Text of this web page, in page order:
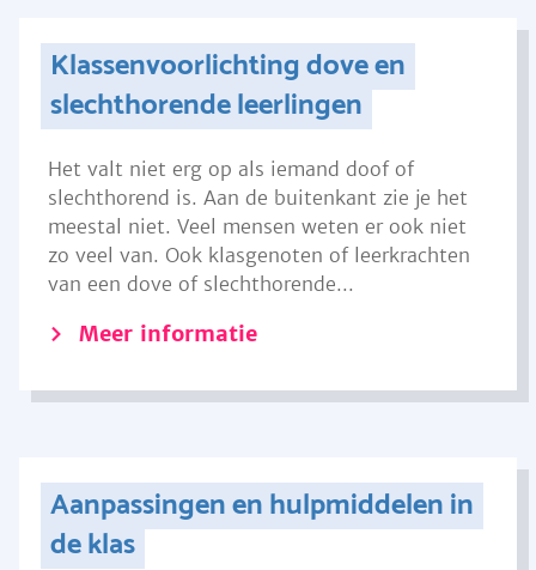
Klassenvoorlichting dove en
slechthorende leerlingen
Het valt niet erg op als iemand doof of
slechthorend is. Aan de buitenkant zie je het
meestal niet. Veel mensen weten er ook niet
zo veel van. Ook klasgenoten of leerkrachten
van een dove of slechthorende...
Meer informatie
Aanpassingen en hulpmiddelen in
de klas